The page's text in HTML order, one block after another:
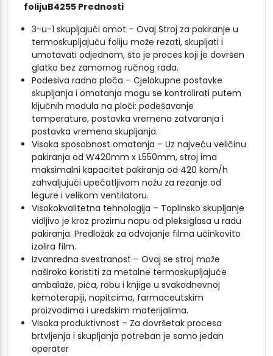
folijuB4255 Prednosti
3-u-1 skupljajući omot – Ovaj Stroj za pakiranje u
termoskupljajuću foliju može rezati, skupljati i
umotavati odjednom, što je proces koji je dovršen
glatko bez zamornog ručnog rada.
Podesiva radna ploča – Cjelokupne postavke
skupljanja i omatanja mogu se kontrolirati putem
ključnih modula na ploči: podešavanje
temperature, postavka vremena zatvaranja i
postavka vremena skupljanja.
Visoka sposobnost omatanja – Uz najveću veličinu
pakiranja od W420mm x L550mm, stroj ima
maksimalni kapacitet pakiranja od 420 kom/h
zahvaljujući upečatljivom nožu za rezanje od
legure i velikom ventilatoru.
Visokokvalitetna tehnologija – Toplinsko skupljanje
vidljivo je kroz prozirnu napu od pleksiglasa u radu
pakiranja. Predložak za odvajanje filma učinkovito
izolira film.
Izvanredna svestranost – Ovaj se stroj može
naširoko koristiti za metalne termoskupljajuće
ambalaže, pića, robu i knjige u svakodnevnoj
kemoterapiji, napitcima, farmaceutskim
proizvodima i uredskim materijalima.
Visoka produktivnost – Za dovršetak procesa
brtvljenja i skupljanja potreban je samo jedan
operater